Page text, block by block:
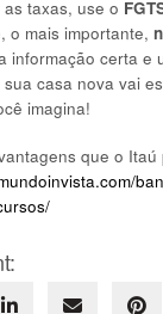
taxas, use o
o mais importante,
informação certa e
casa nova vai
imagina!
que o